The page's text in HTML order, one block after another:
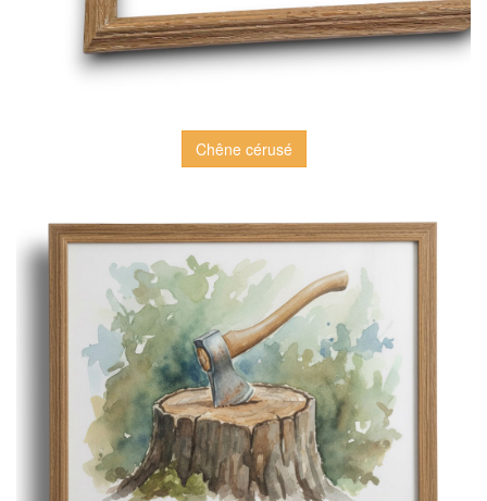
Chêne cérusé